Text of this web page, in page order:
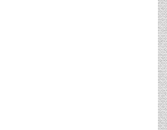
5016
5015